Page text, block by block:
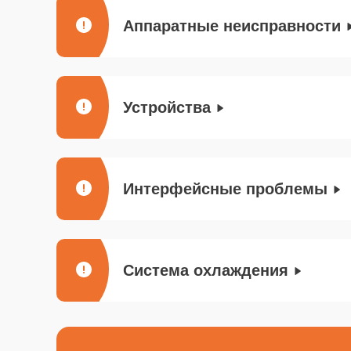
Аппаратные неисправности
Устройства
Интерфейсные проблемы
Система охлаждения